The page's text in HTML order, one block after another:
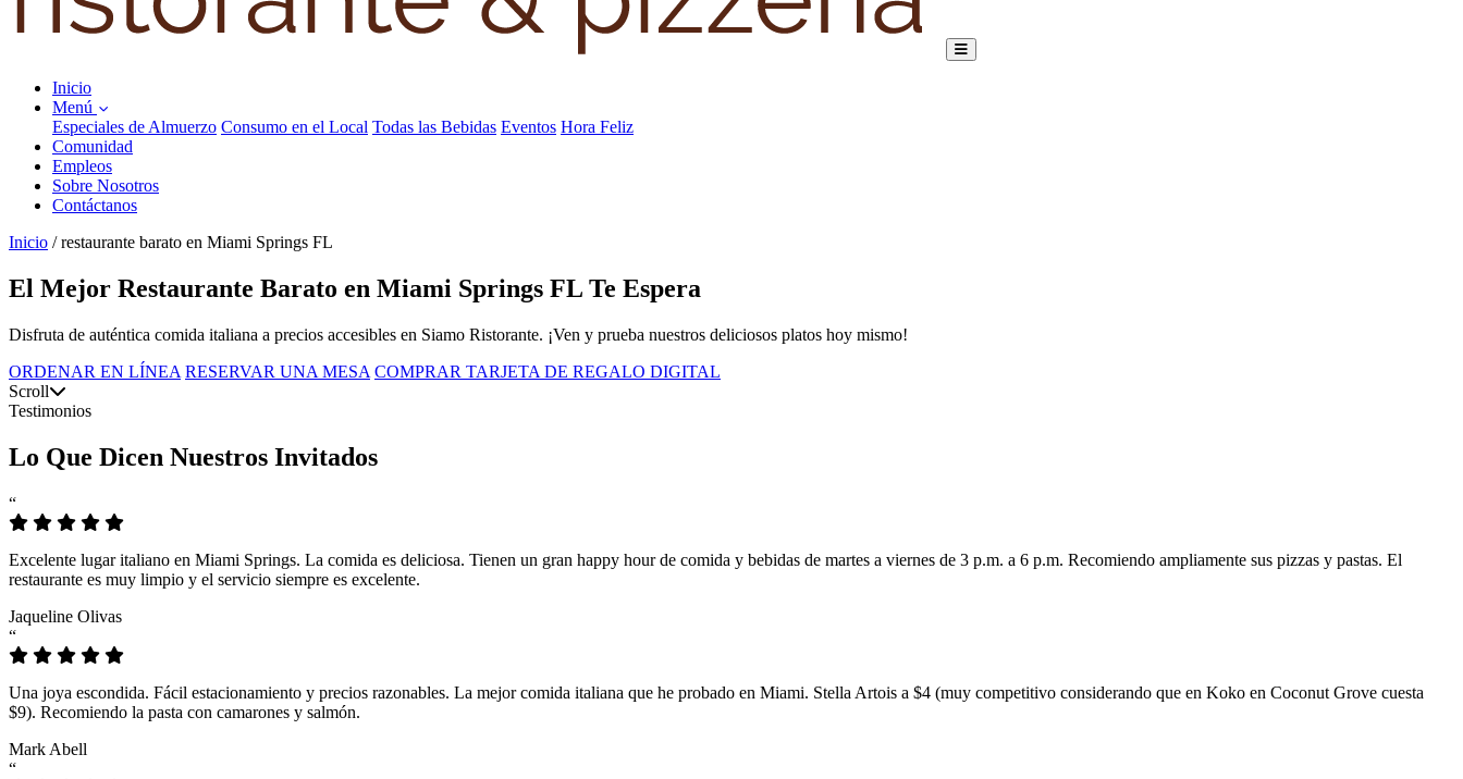
Inicio
Menú
Especiales de Almuerzo Consumo en el Local Todas las Bebidas Eventos Hora Feliz
Comunidad
Empleos
Sobre Nosotros
Contáctanos
Inicio / restaurante barato en Miami Springs FL
El Mejor Restaurante Barato en Miami Springs FL Te Espera
Disfruta de auténtica comida italiana a precios accesibles en Siamo Ristorante. ¡Ven y prueba nuestros deliciosos platos hoy mismo!
ORDENAR EN LÍNEA RESERVAR UNA MESA COMPRAR TARJETA DE REGALO DIGITAL
Scroll
Testimonios
Lo Que Dicen Nuestros Invitados
“
Excelente lugar italiano en Miami Springs. La comida es deliciosa. Tienen un gran happy hour de comida y bebidas de martes a viernes de 3 p.m. a 6 p.m. Recomiendo ampliamente sus pizzas y pastas. El
restaurante es muy limpio y el servicio siempre es excelente.
Jaqueline Olivas
“
Una joya escondida. Fácil estacionamiento y precios razonables. La mejor comida italiana que he probado en Miami. Stella Artois a $4 (muy competitivo considerando que en Koko en Coconut Grove cuesta
$9). Recomiendo la pasta con camarones y salmón.
Mark Abell
“